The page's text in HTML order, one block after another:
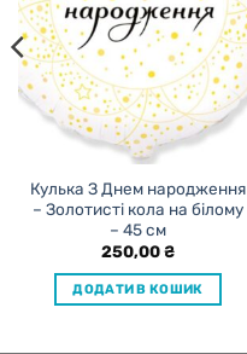
Кулька З Днем народження
– Золотисті кола на білому
– 45 см
250,00₴
ДОДАТИ В КОШИК